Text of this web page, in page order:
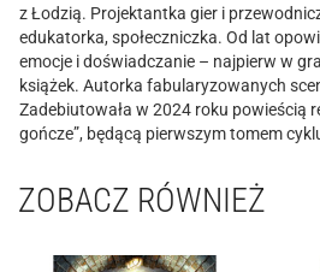
z Łodzią. Projektantka gier i
edukatorka, społeczniczka. Od lat
emocje i doświadczanie – najpierw w
książek. Autorka fabularyzowanych
Zadebiutowała w 2024 roku powieścią
gończe”, będącą pierwszym tomem
ZOBACZ RÓWNIEŻ